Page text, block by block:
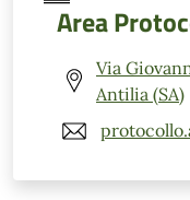
Area
Via
Antilia (SA)